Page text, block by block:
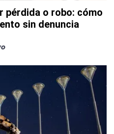
pérdida o robo: cómo
sin denuncia